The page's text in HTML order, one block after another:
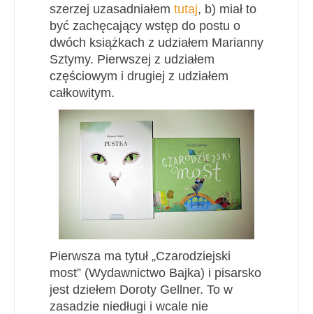
szerzej uzasadniałem tutaj, b) miał to
być zachęcający wstęp do postu o
dwóch książkach z udziałem Marianny
Sztymy. Pierwszej z udziałem
częściowym i drugiej z udziałem
całkowitym.
Pierwsza ma tytuł „Czarodziejski
most” (Wydawnictwo Bajka) i pisarsko
jest dziełem Doroty Gellner. To w
zasadzie niedługi i wcale nie